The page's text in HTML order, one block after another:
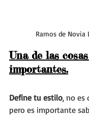
Ramos de Novia
Una de las
importantes.
Define tu estilo, no es
pero es importante